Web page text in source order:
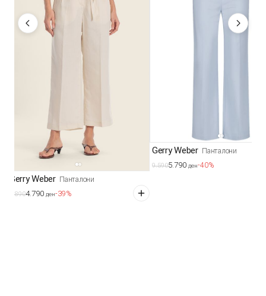
Gerry Weber Панталони
7.8904.790 ден-39%
Gerry Weber Панталони
9.5905.790 ден-40%